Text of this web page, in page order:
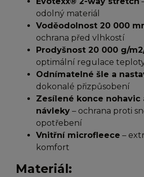
odolný materiál
Voděodolnost 20 000
ochrana před vlhkostí
Prodyšnost 20 000 g/
optimální regulace
Odnímatelné šle a
dokonalé přizpůsobení
Zesílené konce nohavic
návleky – ochrana proti
opotřebení
Vnitřní microfleece –
komfort
Materiál: